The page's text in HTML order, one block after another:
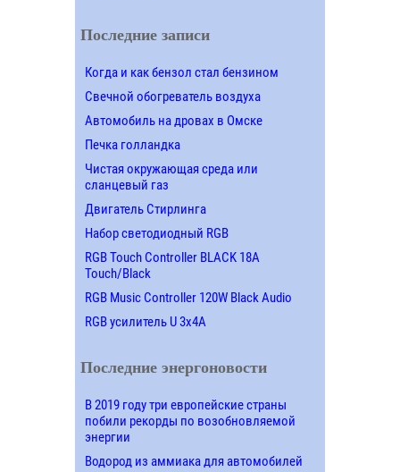
Последние записи
Когда и как бензол стал бензином
Свечной обогреватель воздуха
Автомобиль на дровах в Омске
Печка голландка
Чистая окружающая среда или
сланцевый газ
Двигатель Стирлинга
Набор светодиодный RGB
RGB Touch Controller BLACK 18A
Touch/Black
RGB Music Controller 120W Black Audio
RGB усилитель U 3х4A
Последние энергоновости
В 2019 году три европейские страны
побили рекорды по возобновляемой
энергии
Водород из аммиака для автомобилей